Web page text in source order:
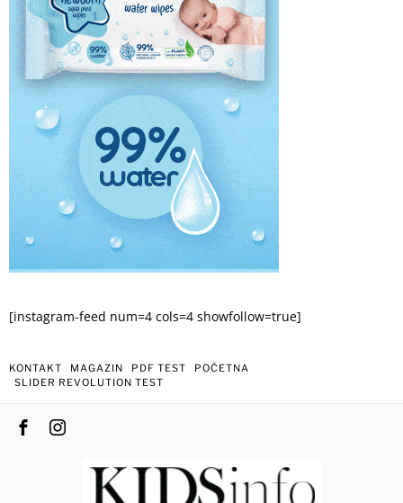
[instagram-feed num=4 cols=4 showfollow=true]
KONTAKT MAGAZIN PDF TEST
POČETNA
SLIDER REVOLUTION TEST